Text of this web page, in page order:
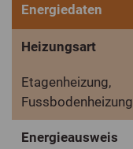
Energiedaten
Heizungsart
Etagenheizung,
Fussbodenheizung
Energieausweis